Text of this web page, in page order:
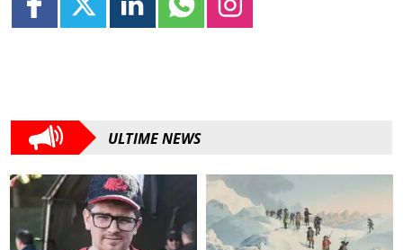
ULTIME NEWS